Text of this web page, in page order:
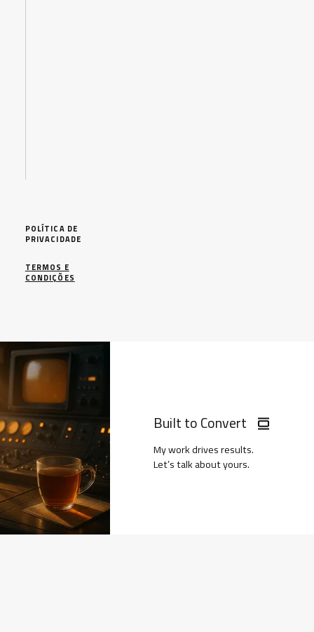
POLÍTICA DE
PRIVACIDADE
TERMOS E
CONDIÇÕES
Built to Convert
My work drives results.
Let’s talk about yours.